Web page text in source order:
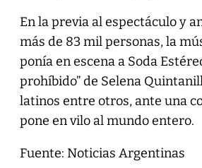
En la previa al espectáculo y
más de 83 mil personas, la
ponía en escena a Soda
prohíbido” de Selena
latinos entre otros, ante una
pone en vilo al mundo entero.
Fuente: Noticias Argentinas